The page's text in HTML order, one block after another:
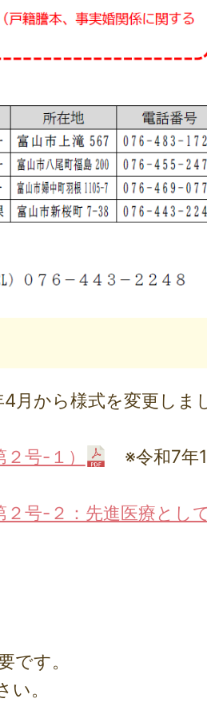
月から様式を変更しま
号-１）
※令和7年
２号-２：先進医療とし
です。
。